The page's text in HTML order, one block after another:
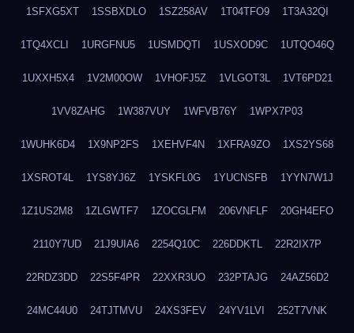
1SFXG5XT 1SSBXDLO 1SZ258AV 1T04TFO9 1T3A32QI
1TQ4XCLI 1URGFNU5 1USMDQTI 1USXOD9C 1UTQO46Q
1UXXH5X4 1V2M00OW 1VHOFJ5Z 1VLGOT3L 1VT6PD21
1VV8ZAHG 1W387VUY 1WFVB76Y 1WPX7P03
1WUHK6D4 1X9NP2FS 1XEHVF4N 1XFRA9ZO 1XS2YS68
1XSROT4L 1YS8YJ6Z 1YSKFL0G 1YUCNSFB 1YYN7W1J
1Z1US2M8 1ZLGWTF7 1ZOCGLFM 206VNFLF 20GH4EFO
2110Y7UD 21J9UIA6 2254Q10C 226DDKTL 22R2IX7P
22RDZ3DD 22S5F4PR 22XXR3UO 232PTAJG 24AZ56D2
24MC44U0 24TJTMVU 24XS3FEV 24YV1LVI 252T7VNK